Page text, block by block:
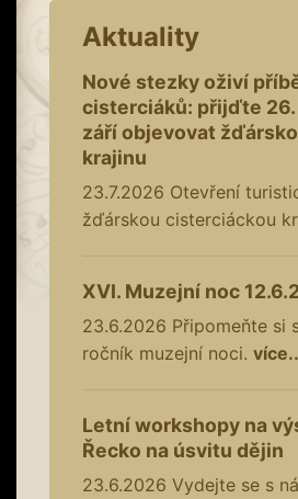
Aktuality
Nové stezky oživí
cisterciáků: přijďte 26.
září objevovat
krajinu
23.7.2026 Otevření
žďárskou cisterciáckou
XVI. Muzejní noc
23.6.2026 Připomeňte si
ročník muzejní noci.
Letní workshopy na
Řecko na úsvitu dějin
23.6.2026 Vydejte se s